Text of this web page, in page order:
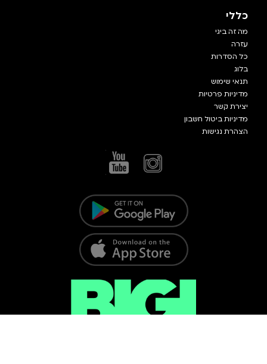
כללי
מה זה ביגי
עזרה
כל הסדרות
בלוג
תנאי שימוש
מדיניות פרטיות
יצירת קשר
מדיניות ביטול חשבון
הצהרת נגישות